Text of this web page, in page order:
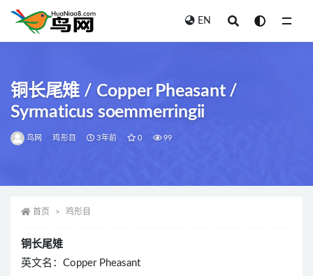
EN
铜长尾雉 / Copper Pheasant /
Syrmaticus soemmerringii
鸟网 鸡形目 3年前 0 99
首页 鸡形目
铜长尾雉
英文名：Copper Pheasant